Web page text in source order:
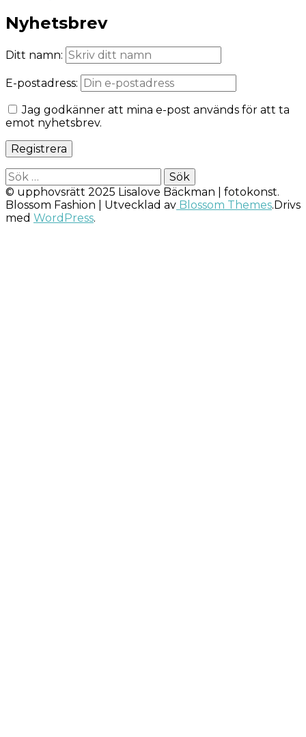
Nyhetsbrev
Ditt namn:
E-postadress:
Jag godkänner att mina e-post används för att ta
emot nyhetsbrev.
Sök
efter:
© upphovsrätt 2025 Lisalove Bäckman | fotokonst.
Blossom Fashion | Utvecklad av Blossom Themes.Drivs
med WordPress.